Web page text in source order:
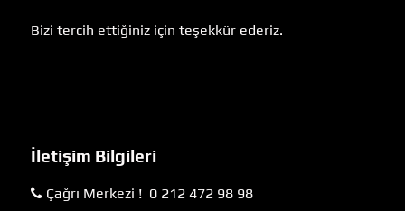
Bizi tercih ettiğiniz için teşekkür ederiz.
İletişim Bilgileri
Çağrı Merkezi ! 0 212 472 98 98